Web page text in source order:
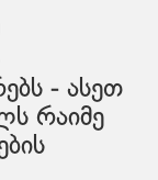
- ასეთ
რაიმე